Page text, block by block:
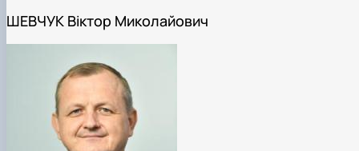
ШЕВЧУК Віктор Миколайович